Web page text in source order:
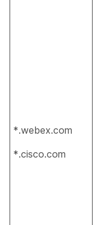
*.webex.com
*.cisco.com